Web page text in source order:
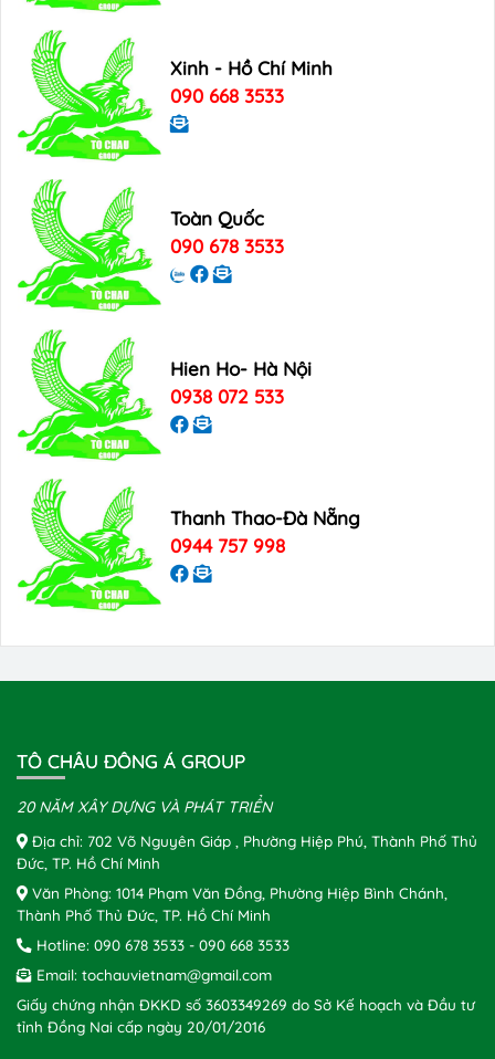
Xinh - Hồ Chí Minh
090 668 3533
Toàn Quốc
090 678 3533
Hien Ho- Hà Nội
0938 072 533
Thanh Thao-Đà Nẵng
0944 757 998
TÔ CHÂU ĐÔNG Á GROUP
20 NĂM XÂY DỰNG VÀ PHÁT TRIỂN
Địa chỉ: 702 Võ Nguyên Giáp , Phường Hiệp Phú, Thành Phố Thủ
Đức, TP. Hồ Chí Minh
Văn Phòng: 1014 Phạm Văn Đồng, Phường Hiệp Bình Chánh,
Thành Phố Thủ Đức, TP. Hồ Chí Minh
Hotline: 090 678 3533 - 090 668 3533
Email: tochauvietnam@gmail.com
Giấy chứng nhận ĐKKD số 3603349269 do Sở Kế hoạch và Đầu tư
tỉnh Đồng Nai cấp ngày 20/01/2016